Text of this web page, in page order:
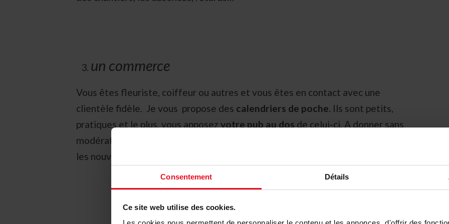
Consentement Détails
Ce site web utilise des cookies.
un commerce
Vous êtes fleuriste, coiffeur ou autres et vous êtes en contact avec une
clientèle fidèle. Je vous propose des calendriers de poche. Ils sont petits,
pratiques et le plus, vous apposez votre pub au dos de celui-ci. A donner sans
modération à votre clientèle avec vos coordonnées visibles toute l’année pour
les nouveaux clients. Un petit cadeau nouvel an qu’ils apprécieront.